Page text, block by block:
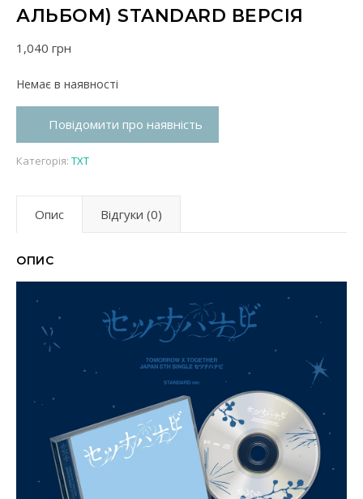
АЛЬБОМ) STANDARD ВЕРСІЯ
1,040 грн
Немає в наявності
Повідомити про наявність
Категорія: TXT
Опис Відгуки (0)
ОПИС